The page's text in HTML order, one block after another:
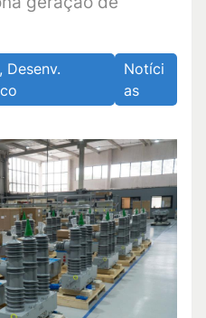
Desenv.
Notíci
as